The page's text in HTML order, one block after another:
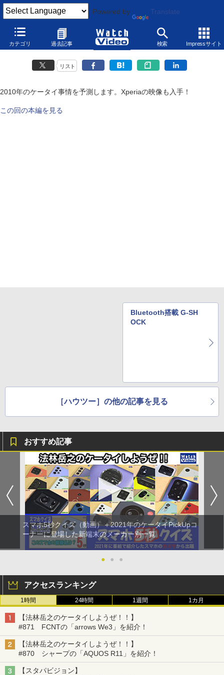
Powered by Translate
カテゴリ 過去記事 検索 Impressサイト
2010年どーなるケータイ!?
2010年1月6日
リスト
2010年のケータイ事情を予測します。Xperiaの映像も入手！
この回の本編を見る
Bluetooth搭載 G-SH
OCK
［ハウツー］の他の記事を見る
おすすめ記事
スマホ5秒クイズ（動画）＋2021年のケータイPickUpコ
ーナーに登場した新端末のメーカー別一覧
● ● ●
アクセスランキング
1時間 24時間 1週間 1カ月
【法林岳之のケータイしようぜ！！】
#871 FCNTの「arrows We3」を紹介！
【法林岳之のケータイしようぜ！！】
#870 シャープの「AQUOS R11」を紹介！
【スタパビジョン】